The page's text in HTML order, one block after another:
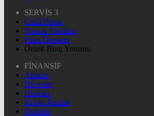
SERVİS 3
Canlı Borsa
Namaz Vakitleri
Puan Durumu
Örnek Burç Yorumu
FİNANSİF
Altınlar
Dövizler
Hisseler
Kripto Paralar
Pariteler